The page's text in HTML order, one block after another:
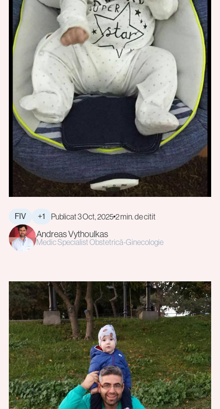
FIV +1 Publicat 3 Oct, 2025 2 min. de citit
Andreas Vythoulkas
Medic Specialist Obstetrică-Ginecologie